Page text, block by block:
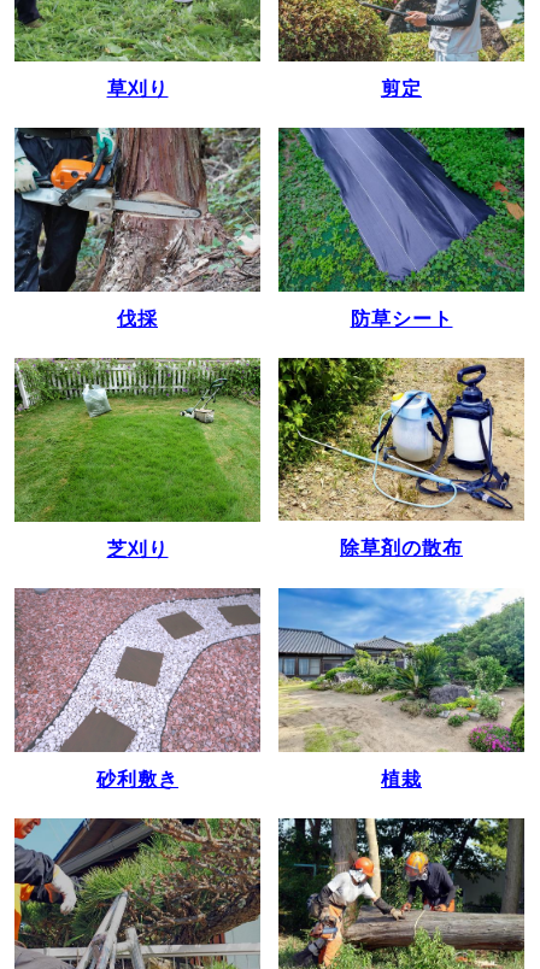
草刈り 剪定
伐採 防草シート
芝刈り 除草剤の散布
砂利敷き 植栽